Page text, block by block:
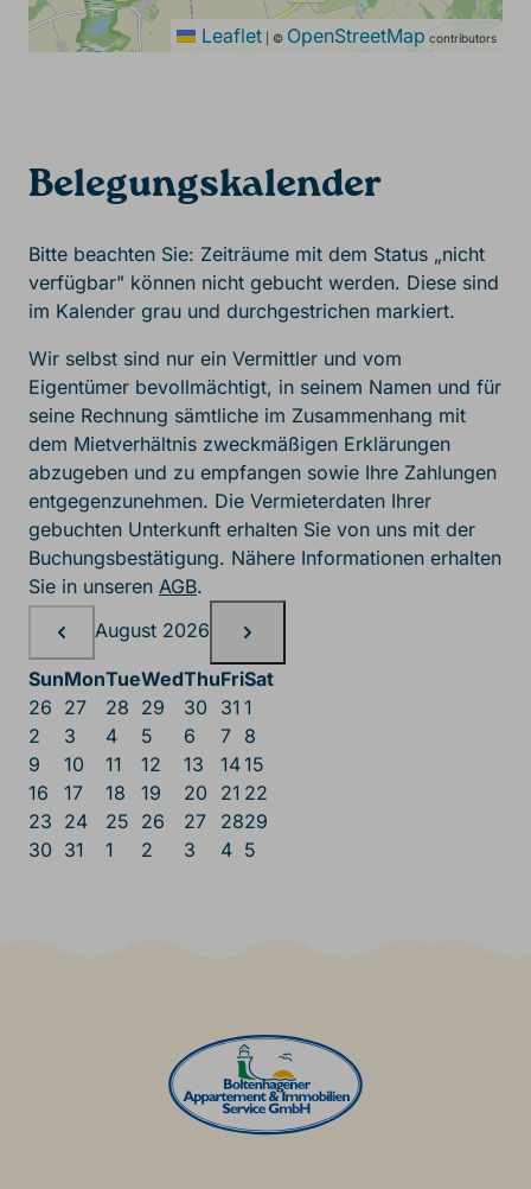
Leaflet © OpenStreetMap contributors
Belegungskalender
Bitte beachten Sie: Zeiträume mit dem Status „nicht
verfügbar" können nicht gebucht werden. Diese sind
im Kalender grau und durchgestrichen markiert.
Wir selbst sind nur ein Vermittler und vom
Eigentümer bevollmächtigt, in seinem Namen und für
seine Rechnung sämtliche im Zusammenhang mit
dem Mietverhältnis zweckmäßigen Erklärungen
abzugeben und zu empfangen sowie Ihre Zahlungen
entgegenzunehmen. Die Vermieterdaten Ihrer
gebuchten Unterkunft erhalten Sie von uns mit der
Buchungsbestätigung. Nähere Informationen erhalten
Sie in unseren AGB.
Belegungskalender,
August 2026
SunMonTueWedThuFriSat
26 27 28 29 30 31 1
2
3 4 5 6 7 8
9
10 11 12 13 1415
16
17 18 19 20 21 22
23 24 25 26 27 2829
30 31 1 2 3 4 5